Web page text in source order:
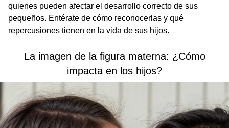
quienes pueden afectar el desarrollo correcto de sus
pequeños. Entérate de cómo reconocerlas y qué
repercusiones tienen en la vida de sus hijos.
La imagen de la figura materna: ¿Cómo
impacta en los hijos?